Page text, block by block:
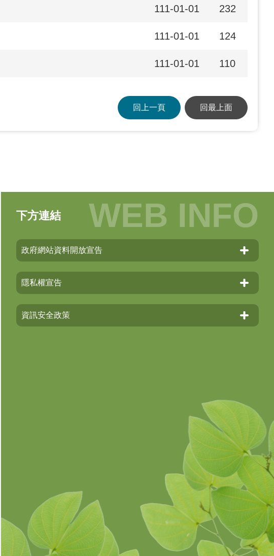
111-01-01 232
111-01-01 124
111-01-01 110
回上一頁 回最上面
下方連結
政府網站資料開放宣告
隱私權宣告
資訊安全政策